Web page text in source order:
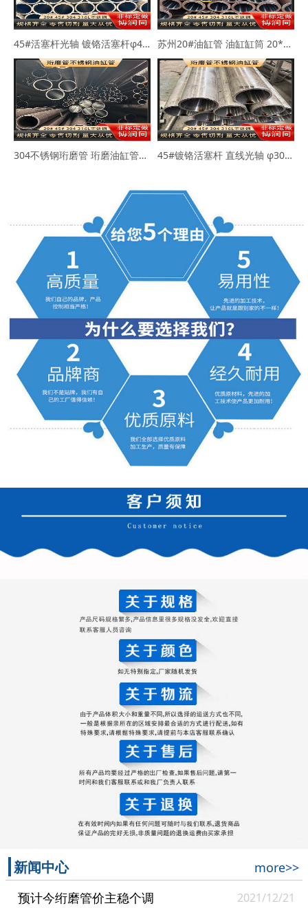
45#活塞杆光轴 镀铬活塞杆φ40-50mm 苏州20#油缸管 油缸缸筒 20*30 40*50
304不锈钢珩磨管 珩磨油缸管63*73 80*89 45#镀铬活塞杆 直线光轴 φ30-45-50mm
新闻中心
more>>
预计今绗磨管价主稳个调
2021/12/21